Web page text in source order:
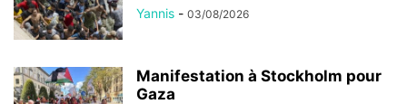
Yannis - 03/08/2026
Manifestation à Stockholm pour
Gaza